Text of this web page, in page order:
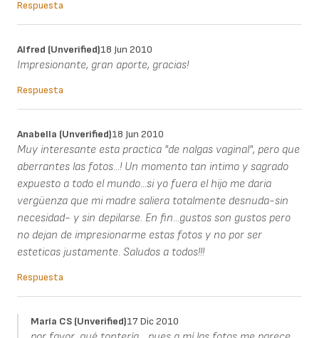
Respuesta
Alfred (unverified)18 Jun 2010
Impresionante, gran aporte, gracias!
Respuesta
Anabella (unverified)18 Jun 2010
Muy interesante esta practica "de nalgas vaginal", pero que
aberrantes las fotos...! Un momento tan intimo y sagrado
expuesto a todo el mundo...si yo fuera el hijo me daria
vergüenza que mi madre saliera totalmente desnuda-sin
necesidad- y sin depilarse. En fin...gustos son gustos pero
no dejan de impresionarme estas fotos y no por ser
esteticas justamente. Saludos a todos!!!
Respuesta
María CS (unverified)17 Dic 2010